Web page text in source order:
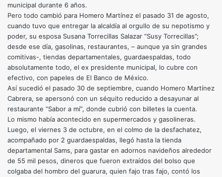
municipal durante 6 años.
Pero todo cambió para Homero Martínez el pasado 31 de agosto,
cuando tuvo que entregar la alcaldía al orgullo de su nepotismo y
poder, su esposa Susana Torrecillas Salazar “Susy Torrecillas”;
desde ese día, gasolinas, restaurantes, – aunque ya sin grandes
comitivas-, tiendas departamentales, guardaespaldas, todo
absolutamente todo, el ex presidente municipal, lo cubre con
efectivo, con papeles de El Banco de México.
Así sucedió el pasado 30 de septiembre, cuando Homero Martínez
Cabrera, se apersonó con un séquito reducido a desayunar al
restaurante “Sabor a mí”, donde cubrió con billetes la cuenta.
Lo mismo había acontecido en supermercados y gasolineras.
Luego, el viernes 3 de octubre, en el colmo de la desfachatez,
acompañado por 2 guardaespaldas, llegó hasta la tienda
departamental Sams, para gastar en adornos navideños alrededor
de 55 mil pesos, dineros que fueron extraídos del bolso que
colgaba del hombro del guarura, quien fajo tras fajo, contó los